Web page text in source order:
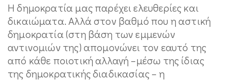
Η δημοκρατία μας παρέχει ελευθερίες και
δικαιώματα. Αλλά στον βαθμό που η αστική
δημοκρατία (στη βάση των εμμενών
αντινομιών της) απομονώνει τον εαυτό της
από κάθε ποιοτική αλλαγή –μέσω της ίδιας
της δημοκρατικής διαδικασίας – η